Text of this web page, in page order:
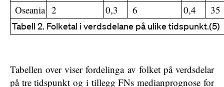
Oseania 2 0,3 6 0,4 35
Tabell 2. Folketal i verdsdelane på ulike tidspunkt.(5)
Tabellen over viser fordelinga av folket på verdsdelar
på tre tidspunkt og i tillegg FNs medianprognose for